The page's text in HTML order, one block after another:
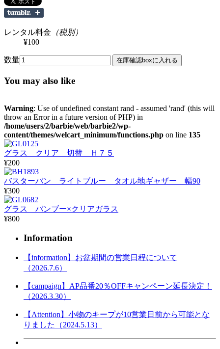
レンタル料金 （税別）
¥100
数量
You may also like
Warning: Use of undefined constant rand - assumed 'rand' (this will
throw an Error in a future version of PHP) in
/home/users/2/barbie/web/barbie2/wp-
content/themes/welcart_minimum/functions.php on line 135
グラス クリア 切替 Ｈ７５
¥200
バスターバン ライトブルー タオル地ギャザー 幅90
¥300
グラス バンブー×クリアガラス
¥800
Information
【information】お盆期間の営業日程について
（2026.7.6）
【campaign】AP品番20％OFFキャンペーン延長決定！
（2026.3.30）
【Attention】小物のキープが10営業日前から可能とな
りました（2024.5.13）